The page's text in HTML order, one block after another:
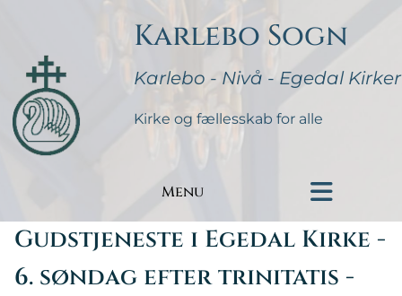
Karlebo Sogn
Karlebo - Nivå - Egedal Kirker
Kirke og fællesskab for alle
Menu
Gudstjeneste i Egedal Kirke -
6. søndag efter trinitatis -